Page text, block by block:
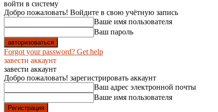
войти в систему
Добро пожаловать! Войдите в свою учётную запись
Ваше имя пользователя
Ваш пароль
Forgot your password? Get help
завести аккаунт
завести аккаунт
Добро пожаловать! зарегистрировать аккаунт
Ваш адрес электронной почты
Ваше имя пользователя